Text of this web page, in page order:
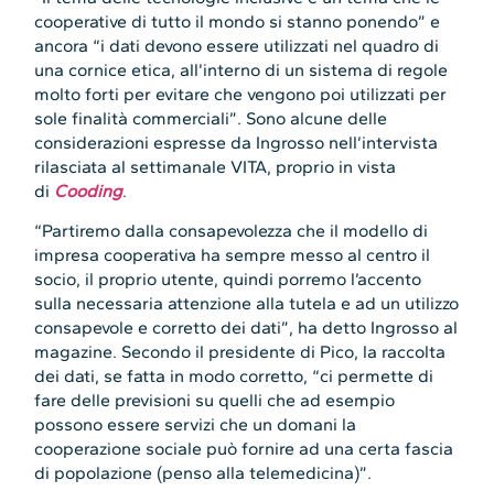
cooperative di tutto il mondo si stanno ponendo” e
ancora “i dati devono essere utilizzati nel quadro di
una cornice etica, all’interno di un sistema di regole
molto forti per evitare che vengono poi utilizzati per
sole finalità commerciali”. Sono alcune delle
considerazioni espresse da Ingrosso nell’intervista
rilasciata al settimanale VITA, proprio in vista
di Cooding.
“Partiremo dalla consapevolezza che il modello di
impresa cooperativa ha sempre messo al centro il
socio, il proprio utente, quindi porremo l’accento
sulla necessaria attenzione alla tutela e ad un utilizzo
consapevole e corretto dei dati”, ha detto Ingrosso al
magazine. Secondo il presidente di Pico, la raccolta
dei dati, se fatta in modo corretto, “ci permette di
fare delle previsioni su quelli che ad esempio
possono essere servizi che un domani la
cooperazione sociale può fornire ad una certa fascia
di popolazione (penso alla telemedicina)”.